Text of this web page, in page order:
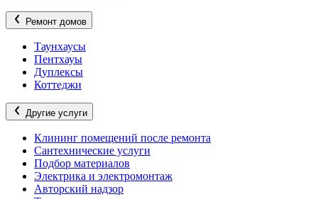
Ремонт домов
Таунхаусы
Пентхауы
Дуплексы
Коттеджи
Другие услуги
Клининг помещений после ремонта
Сантехнические услуги
Подбор материалов
Электрика и электромонтаж
Авторский надзор